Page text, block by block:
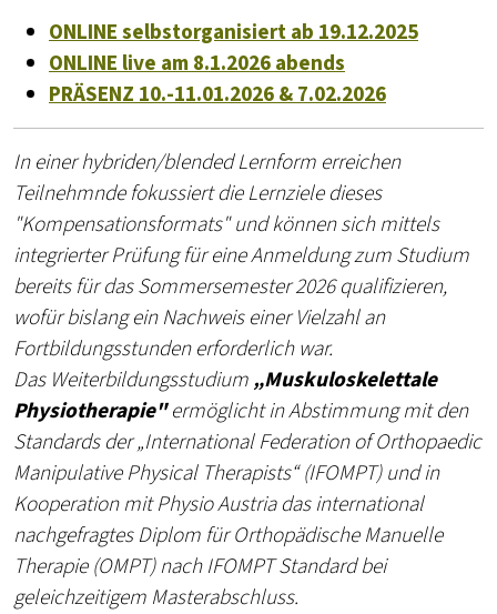
ONLINE selbstorganisiert ab 19.12.2025
ONLINE live am8.1.2026 abends
PRÄSENZ 10.-11.01.2026 & 7.02.2026
In einer hybriden/blended Lernform erreichen
Teilnehmnde fokussiert die Lernziele dieses
"Kompensationsformats" und können sich mittels
integrierter Prüfung für eine Anmeldung zum Studium
bereits für das Sommersemester 2026 qualifizieren,
wofür bislang ein Nachweis einer Vielzahl an
Fortbildungsstunden erforderlich war.
Das Weiterbildungsstudium„Muskuloskelettale
Physiotherapie"ermöglicht in Abstimmung mit den
Standards der „International Federation of Orthopaedic
Manipulative Physical Therapists“ (IFOMPT) und in
Kooperation mit Physio Austria das international
nachgefragtes Diplom für Orthopädische Manuelle
Therapie (OMPT) nach IFOMPT Standard bei
geleichzeitigem Masterabschluss.